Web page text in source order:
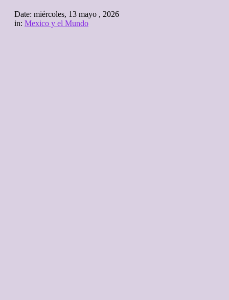
Date: miércoles, 13 mayo , 2026
in: Mexico y el Mundo